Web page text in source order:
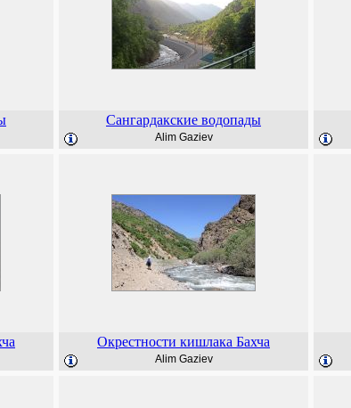
Сангардакские водопады
Alim Gaziev
Окрестности кишлака Бахча
Alim Gaziev